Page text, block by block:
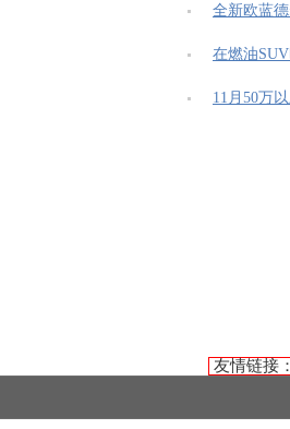
全新欧蓝
在燃油
11月50万
友情链接：